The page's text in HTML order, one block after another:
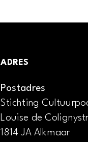
ADRES
Postadres
Stichting
Louise de
1814 JA Alkmaar